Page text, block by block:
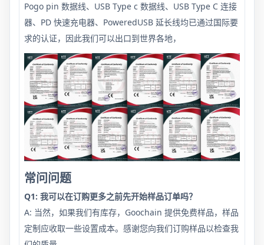
Pogo pin 数据线、USB Type c 数据线、USB Type C 连接
器、PD 快速充电器、PoweredUSB 延长线均已通过国际要
求的认证，因此我们可以出口到世界各地，
常问问题
Q1: 我可以在订购更多之前先开始样品订单吗？
A: 当然，如果我们有库存，Goochain 提供免费样品，样品
定制应收取一些设置成本。感谢您向我们订购样品以检查我